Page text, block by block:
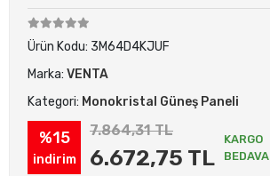
Ürün Kodu: 3M64D4KJUF
Marka: VENTA
Kategori: Monokristal Güneş Paneli
%15
indirim
7.864,31 TL
6.672,75 TL
KARGO
BEDAVA